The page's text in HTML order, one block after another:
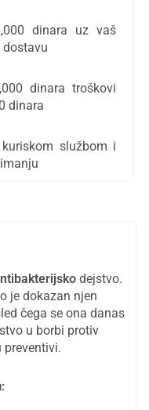
dinara uz vaš
dinara troškovi
dinara
službom i
dejstvo.
je dokazan njen
čega se ona danas
u borbi protiv
preventivi.